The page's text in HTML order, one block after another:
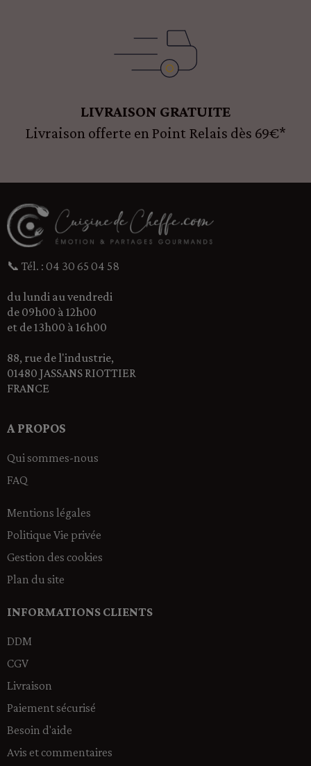
LIVRAISON GRATUITE
Livraison offerte en Point Relais dès 69€*
📞 Tél. : 04 30 65 04 58
du lundi au vendredi
de 09h00 à 12h00
et de 13h00 à 16h00
88, rue de l'industrie,
01480 JASSANS RIOTTIER
FRANCE
A PROPOS
Qui sommes-nous
FAQ
Mentions légales
Politique Vie privée
Gestion des cookies
Plan du site
INFORMATIONS CLIENTS
DDM
CGV
Livraison
Paiement sécurisé
Besoin d'aide
Avis et commentaires